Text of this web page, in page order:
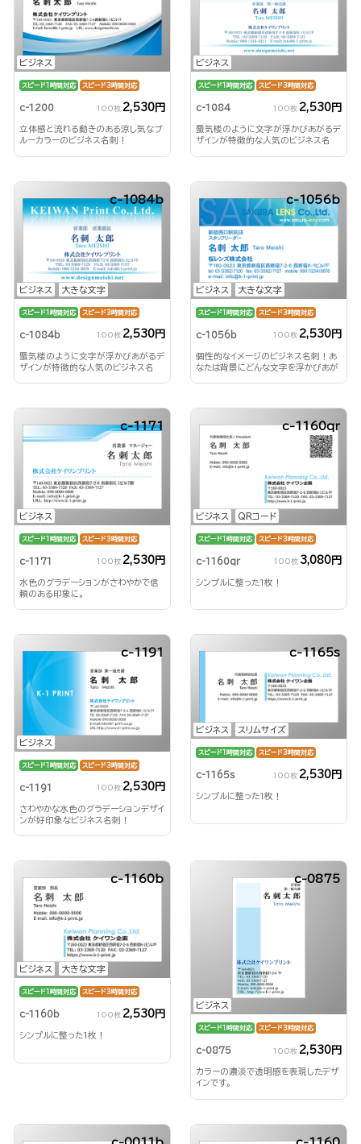
ビジネス
スピード1時間対応 スピード3時間対応
c-1200 100枚 2,530円
立体感と流れる動きのある涼し気なブ
ルーカラーのビジネス名刺！
ビジネス
スピード1時間対応 スピード3時間対応
c-1084 100枚 2,530円
蜃気楼のように文字が浮かびあがるデ
ザインが特徴的な人気のビジネス名
ビジネス 大きな文字
c-1084b
スピード1時間対応 スピード3時間対応
c-1084b 100枚 2,530円
蜃気楼のように文字が浮かびあがるデ
ザインが特徴的な人気のビジネス名
ビジネス 大きな文字
c-1056b
スピード1時間対応 スピード3時間対応
c-1056b 100枚 2,530円
個性的なイメージのビジネス名刺！あ
なたは背景にどんな文字を浮かびあが
ビジネス
c-1171
スピード1時間対応 スピード3時間対応
c-1171 100枚 2,530円
水色のグラデーションがさわやかで信
頼のある印象に。
ビジネス QRコード
c-1160qr
スピード1時間対応 スピード3時間対応
c-1160qr 100枚 3,080円
シンプルに整った1枚！
ビジネス
c-1191
スピード1時間対応 スピード3時間対応
c-1191 100枚 2,530円
さわやかな水色のグラデーションデザイ
ンが好印象なビジネス名刺！
ビジネス スリムサイズ
c-1165s
スピード1時間対応 スピード3時間対応
c-1165s 100枚 2,530円
シンプルに整った1枚！
ビジネス 大きな文字
c-1160b
スピード1時間対応 スピード3時間対応
c-1160b 100枚 2,530円
シンプルに整った1枚！
ビジネス
c-0875
スピード1時間対応 スピード3時間対応
c-0875 100枚 2,530円
カラーの濃淡で透明感を表現したデザ
インです。